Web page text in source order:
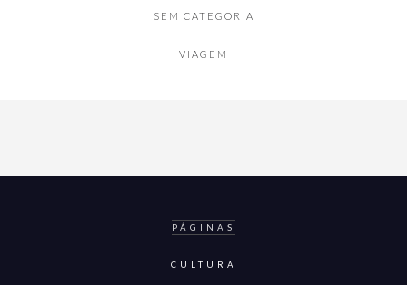
SEM CATEGORIA
VIAGEM
PÁGINAS
CULTURA